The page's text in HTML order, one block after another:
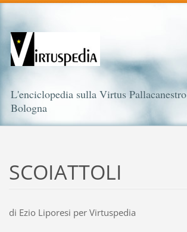
L'enciclopedia sulla Virtus Pallacanestro
Bologna
SCOIATTOLI
di Ezio Liporesi per Virtuspedia